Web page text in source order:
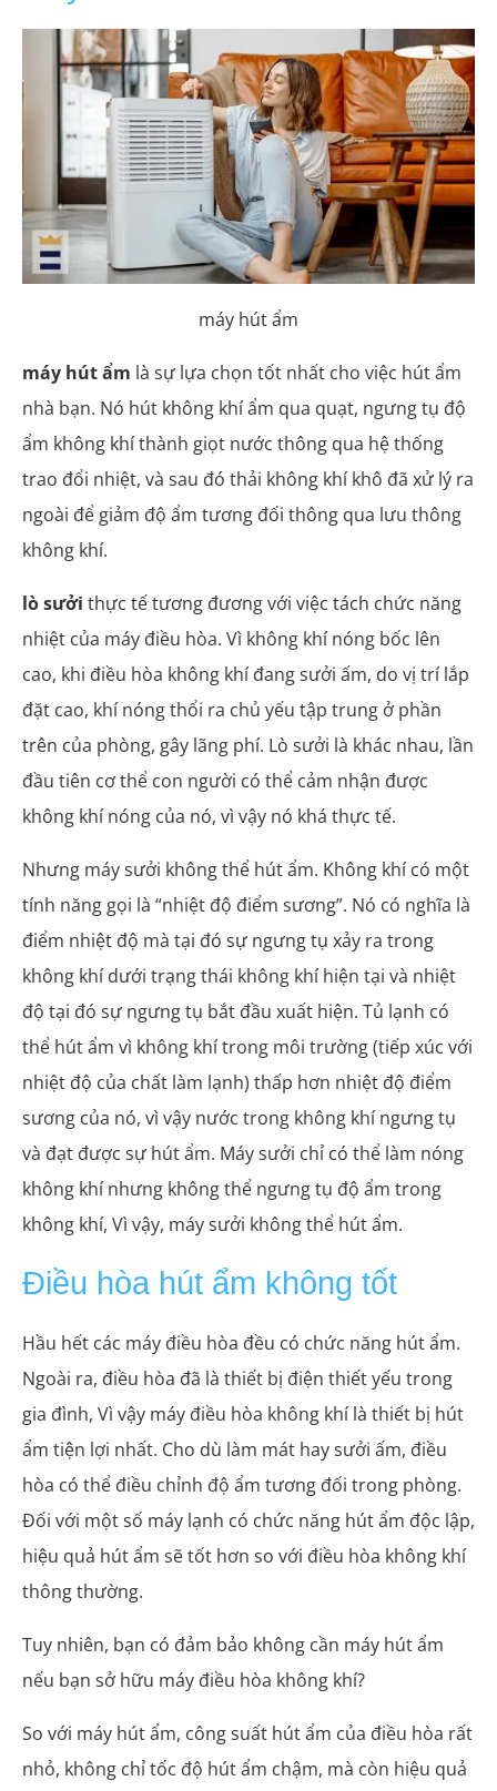
máy hút ẩm
máy hút ẩm là sự lựa chọn tốt nhất cho việc hút ẩm
nhà bạn. Nó hút không khí ẩm qua quạt, ngưng tụ độ
ẩm không khí thành giọt nước thông qua hệ thống
trao đổi nhiệt, và sau đó thải không khí khô đã xử lý ra
ngoài để giảm độ ẩm tương đối thông qua lưu thông
không khí.
lò sưởi thực tế tương đương với việc tách chức năng
nhiệt của máy điều hòa. Vì không khí nóng bốc lên
cao, khi điều hòa không khí đang sưởi ấm, do vị trí lắp
đặt cao, khí nóng thổi ra chủ yếu tập trung ở phần
trên của phòng, gây lãng phí. Lò sưởi là khác nhau, lần
đầu tiên cơ thể con người có thể cảm nhận được
không khí nóng của nó, vì vậy nó khá thực tế.
Nhưng máy sưởi không thể hút ẩm. Không khí có một
tính năng gọi là “nhiệt độ điểm sương”. Nó có nghĩa là
điểm nhiệt độ mà tại đó sự ngưng tụ xảy ra trong
không khí dưới trạng thái không khí hiện tại và nhiệt
độ tại đó sự ngưng tụ bắt đầu xuất hiện. Tủ lạnh có
thể hút ẩm vì không khí trong môi trường (tiếp xúc với
nhiệt độ của chất làm lạnh) thấp hơn nhiệt độ điểm
sương của nó, vì vậy nước trong không khí ngưng tụ
và đạt được sự hút ẩm. Máy sưởi chỉ có thể làm nóng
không khí nhưng không thể ngưng tụ độ ẩm trong
không khí, Vì vậy, máy sưởi không thể hút ẩm.
Điều hòa hút ẩm không tốt
Hầu hết các máy điều hòa đều có chức năng hút ẩm.
Ngoài ra, điều hòa đã là thiết bị điện thiết yếu trong
gia đình, Vì vậy máy điều hòa không khí là thiết bị hút
ẩm tiện lợi nhất. Cho dù làm mát hay sưởi ấm, điều
hòa có thể điều chỉnh độ ẩm tương đối trong phòng.
Đối với một số máy lạnh có chức năng hút ẩm độc lập,
hiệu quả hút ẩm sẽ tốt hơn so với điều hòa không khí
thông thường.
Tuy nhiên, bạn có đảm bảo không cần máy hút ẩm
nếu bạn sở hữu máy điều hòa không khí?
So với máy hút ẩm, công suất hút ẩm của điều hòa rất
nhỏ, không chỉ tốc độ hút ẩm chậm, mà còn hiệu quả